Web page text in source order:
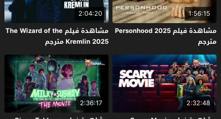
1:56:15
مشاهدة فيلم Personhood 2025
مترجم
2:04:20
مشاهدة فيلم The Wizard of the
Kremlin 2025 مترجم
2:32:48
2:36:17